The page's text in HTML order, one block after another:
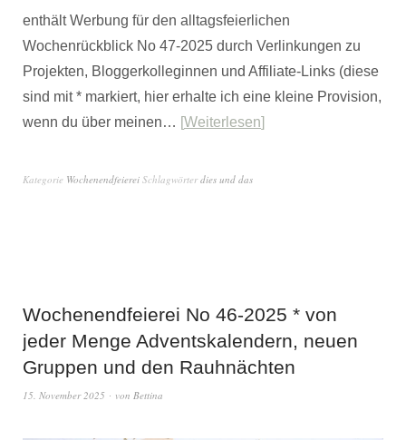
enthält Werbung für den alltagsfeierlichen
Wochenrückblick No 47-2025 durch Verlinkungen zu
Projekten, Bloggerkolleginnen und Affiliate-Links (diese
sind mit * markiert, hier erhalte ich eine kleine Provision,
wenn du über meinen… Weiterlesen
Kategorie Wochenendfeierei Schlagwörterdies und das
Wochenendfeierei No 46-2025 * von
jeder Menge Adventskalendern, neuen
Gruppen und den Rauhnächten
15. November 2025 von Bettina